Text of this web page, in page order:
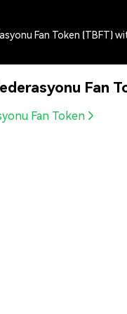
Fan Token (TBFT)
Fan
Fan Token